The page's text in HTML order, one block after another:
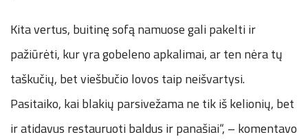
Kita vertus, buitinę sofą namuose gali pakelti ir
pažiūrėti, kur yra gobeleno apkalimai, ar ten nėra tų
taškučių, bet viešbučio lovos taip neišvartysi.
Pasitaiko, kai blakių parsivežama ne tik iš kelionių, bet
ir atidavus restauruoti baldus ir panašiai“, – komentavo